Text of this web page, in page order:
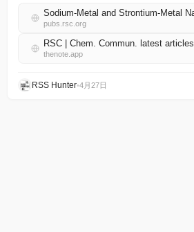
Sodium-Metal and Strontium-Metal
pubs.rsc.org
RSC | Chem. Commun. latest
thenote.app
RSS Hunter•4月27日